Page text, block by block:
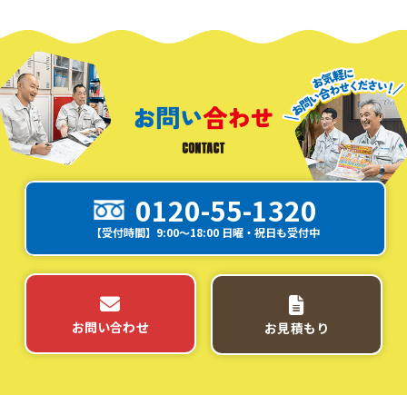
0120-55-1320
【受付時間】9:00～18:00 日曜・祝日も受付中
お問い合わせ お見積もり